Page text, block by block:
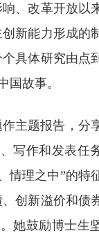
、改革开放以
新能力形成的
具体研究由点
国故事。
主题报告，分
写作和发表任
情理之中”的特
创新溢价和债
她鼓励博士生